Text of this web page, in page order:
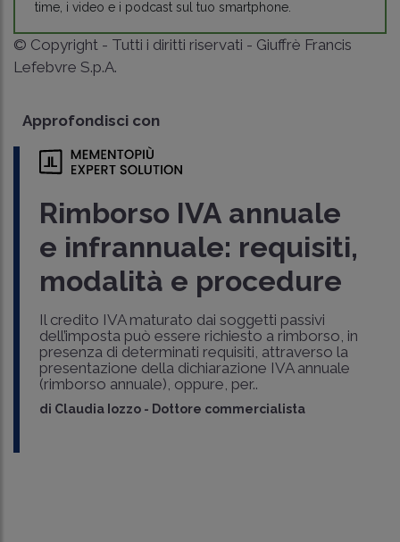
time, i video e i podcast sul tuo smartphone.
© Copyright - Tutti i diritti riservati - Giuffrè Francis
Lefebvre S.p.A.
Approfondisci con
Rimborso IVA annuale
e infrannuale: requisiti,
modalità e procedure
Il credito IVA maturato dai soggetti passivi
dell’imposta può essere richiesto a rimborso, in
presenza di determinati requisiti, attraverso la
presentazione della dichiarazione IVA annuale
(rimborso annuale), oppure, per..
di Claudia Iozzo - Dottore commercialista